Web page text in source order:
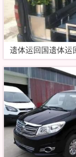
遗体运回国遗体运